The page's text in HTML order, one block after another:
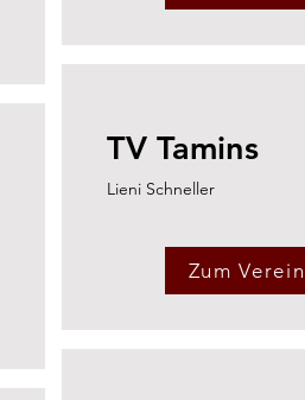
TV Tamins
Lieni Schneller
Zum Verein